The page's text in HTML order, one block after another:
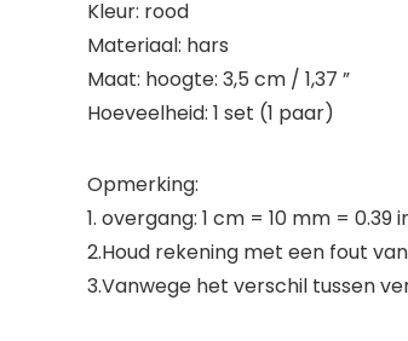
Kleur: rood
Materiaal: hars
Maat: hoogte: 3,5 cm / 1,37 ”
Hoeveelheid: 1 set (1 paar)
Opmerking:
1. overgang: 1 cm = 10 mm = 0.39
2.Houd rekening met een fout
3.Vanwege het verschil tussen